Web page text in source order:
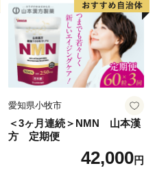
愛知県小牧市
＜3ヶ月連続＞NMN 山本漢
方 定期便
42,000円